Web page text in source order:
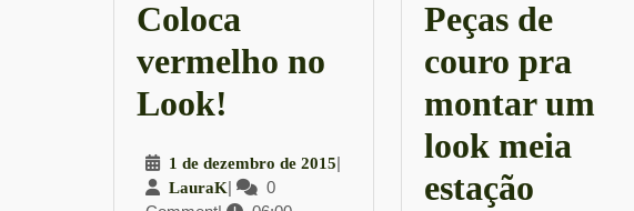
Coloca
vermelho no
Look!
no
1 de dezembro de 20151|
LauraKLauraK
|
0
Peças de
couro pra
montar um
look meia
estaçãoPeças